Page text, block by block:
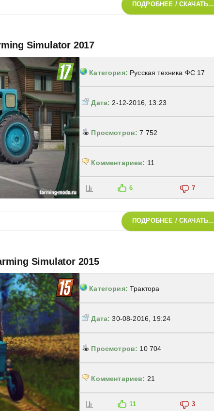
ПОДРОБНЕЕ / СКАЧАТЬ...
Simulator 2017
Категория: Русская техника ФС 17
Дата: 2-12-2016, 13:23
Просмотров: 7 752
Комментариев: 11
6 7
ПОДРОБНЕЕ / СКАЧАТЬ...
Simulator 2015
Категория: Трактора
Дата: 30-08-2016, 19:24
Просмотров: 10 704
Комментариев: 21
11 3